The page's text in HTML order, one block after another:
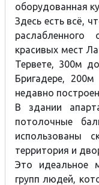
оборудованная
Здесь есть всё,
красивых мест
Тервете, 300м
Бригадере,
недавно
В здании
потолочные
использованы
территория и
Это идеальное
групп людей,